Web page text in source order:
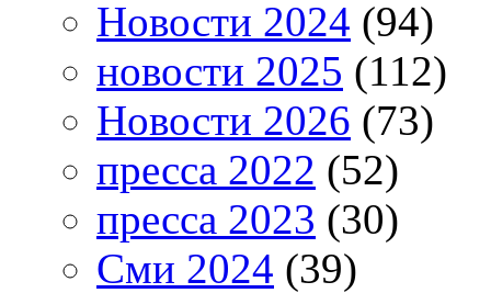
Новости 2024 (94)
новости 2025 (112)
Новости 2026 (73)
пресса 2022 (52)
пресса 2023 (30)
Сми 2024 (39)